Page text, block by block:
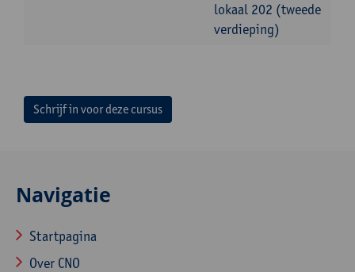
lokaal 202 (tweede
verdieping)
Schrijf in voor deze cursus
Navigatie
Startpagina
Over CNO